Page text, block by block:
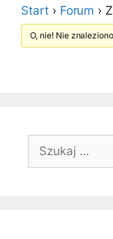
Start › Forum ›
O, nie! Nie
Szukaj: